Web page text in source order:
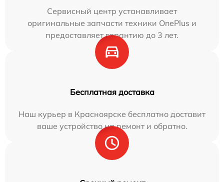
Сервисный центр устанавливает
оригинальные запчасти техники OnePlus и
предоставляет гарантию до 3 лет.
Бесплатная доставка
Наш курьер в Красноярске бесплатно доставит
ваше устройство на ремонт и обратно.